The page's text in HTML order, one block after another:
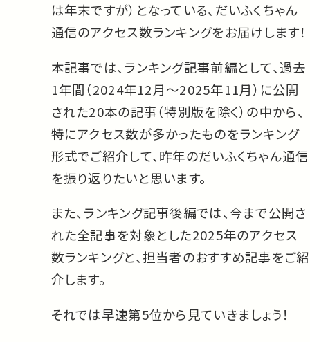
は年末ですが）となっている、だいふくちゃん
通信のアクセス数ランキングをお届けします！
本記事では、ランキング記事前編として、過去
1年間（2024年12月〜2025年11月）に公開
された20本の記事（特別版を除く）の中から、
特にアクセス数が多かったものをランキング
形式でご紹介して、昨年のだいふくちゃん通信
を振り返りたいと思います。
また、ランキング記事後編では、今まで公開さ
れた全記事を対象とした2025年のアクセス
数ランキングと、担当者のおすすめ記事をご紹
介します。
それでは早速第5位から見ていきましょう！